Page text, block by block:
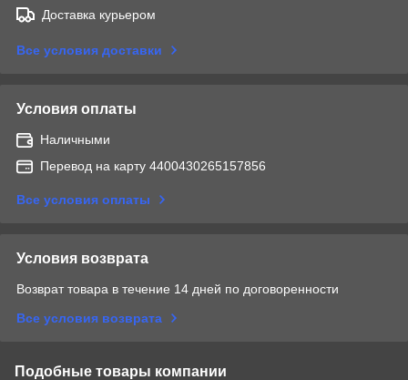
Доставка курьером
Все условия доставки
Условия оплаты
Наличными
Перевод на карту 4400430265157856
Все условия оплаты
Условия возврата
Возврат товара в течение 14 дней по договоренности
Все условия возврата
Подобные товары компании